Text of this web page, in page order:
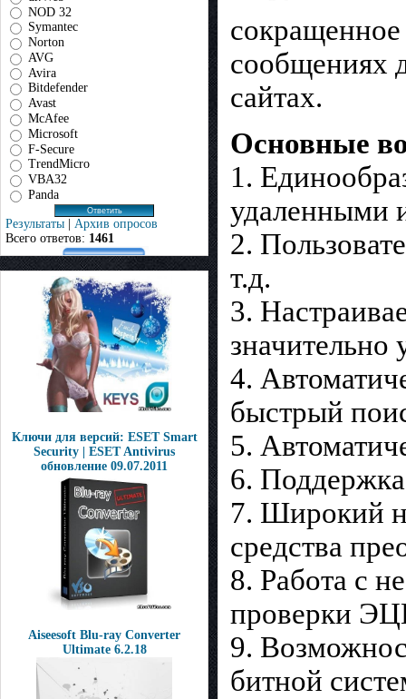
NOD 32
Symantec
Norton
AVG
Avira
Bitdefender
Avast
McAfee
Microsoft
F-Secure
TrendMicro
VBA32
Panda
Результаты | Архив опросов
Всего ответов: 1461
Ключи для версий: ESET Smart
Security | ESET Antivirus
обновление 09.07.2011
Aiseesoft Blu-ray Converter
Ultimate 6.2.18
сокращенное
сообщениях
сайтах.
Основные
1.
удаленными
2.
т.д.
3.
4.
быстрый
5.
6.
7. Широкий
средства
8. Работа с
проверки
9.
битной